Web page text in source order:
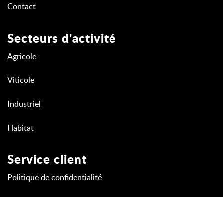
Contact
Secteurs d'activité
Agricole
Viticole
Industriel
Habitat
Service client
Politique de confidentialité